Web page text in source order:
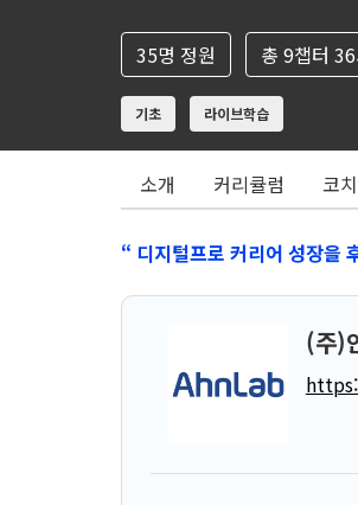
35명 정원 총 9챕터
기초 라이브학습
소개 커리큘럼 코치
“ 디지털프로 커리어 성장을
(주)